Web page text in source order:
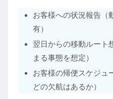
お客様への状況報告（
有）
翌日からの移動ルート
まる事態を想定）
お客様の帰便スケジュ
どの欠航はあるか）